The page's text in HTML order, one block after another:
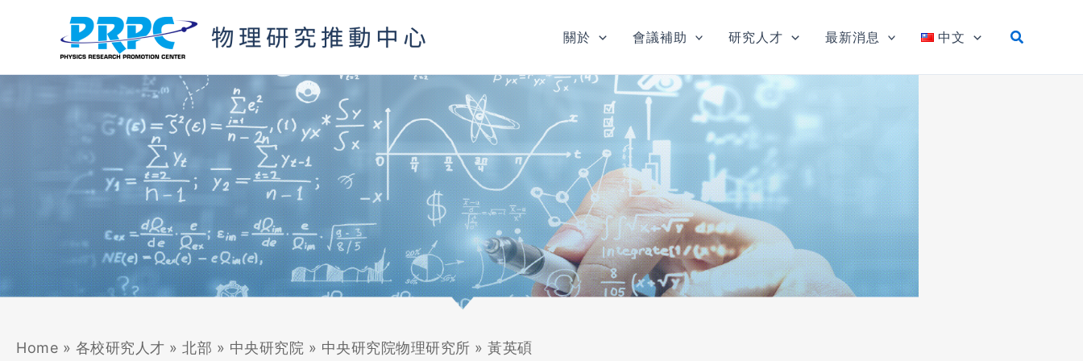
內
容
關於 會議補助 研究人才 最新消息 中文
Home » 各校研究人才 » 北部 » 中央研究院 » 中央研究院物理研究所 » 黃英碩